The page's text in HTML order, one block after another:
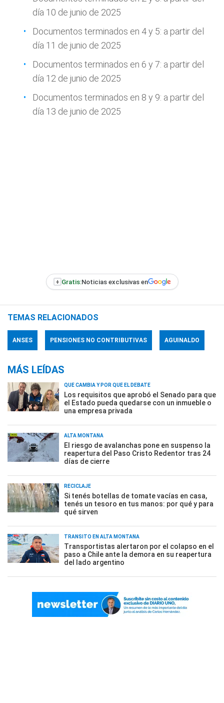
día 10 de junio de 2025
Documentos terminados en 4 y 5: a partir del
día 11 de junio de 2025
Documentos terminados en 6 y 7: a partir del
día 12 de junio de 2025
Documentos terminados en 8 y 9: a partir del
día 13 de junio de 2025
+ Gratis:Noticias exclusivas en
TEMAS RELACIONADOS
ANSES PENSIONES NO CONTRIBUTIVAS AGUINALDO
MÁS LEÍDAS
QUÉ CAMBIA Y POR QUÉ EL DEBATE
Los requisitos que aprobó el Senado para que
el Estado pueda quedarse con un inmueble o
una empresa privada
ALTA MONTAÑA
El riesgo de avalanchas pone en suspenso la
reapertura del Paso Cristo Redentor tras 24
días de cierre
RECICLAJE
Si tenés botellas de tomate vacías en casa,
tenés un tesoro en tus manos: por qué y para
qué sirven
TRÁNSITO EN ALTA MONTAÑA
Transportistas alertaron por el colapso en el
paso a Chile ante la demora en su reapertura
del lado argentino